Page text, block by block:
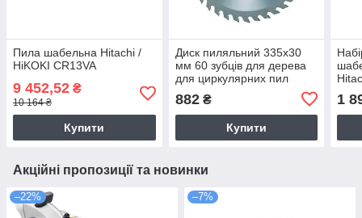
Пила шабельна Hitachi /
HiKOKI CR13VA
9 452,52 ₴
10 164 ₴
Купити
Диск пиляльний 335х30
мм 60 зубців для дерева
для циркулярних пил
882₴
Купити
1
Акційні пропозиції та новинки
–22% –7%